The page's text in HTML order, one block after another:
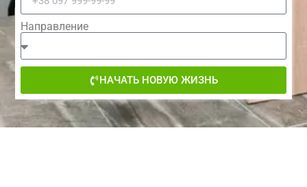
Направление
НАЧАТЬ НОВУЮ ЖИЗНЬ